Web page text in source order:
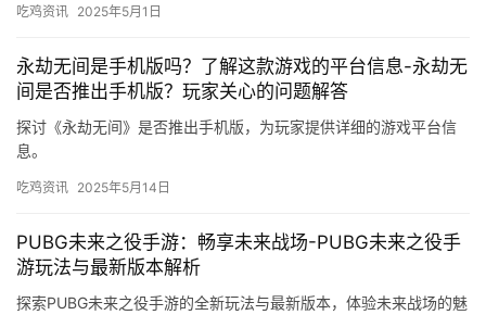
吃鸡资讯 2025年5月1日
永劫无间是手机版吗？了解这款游戏的平台信息-永劫无
间是否推出手机版？玩家关心的问题解答
探讨《永劫无间》是否推出手机版，为玩家提供详细的游戏平台信
息。
吃鸡资讯 2025年5月14日
PUBG未来之役手游：畅享未来战场-PUBG未来之役手
游玩法与最新版本解析
探索PUBG未来之役手游的全新玩法与最新版本，体验未来战场的魅